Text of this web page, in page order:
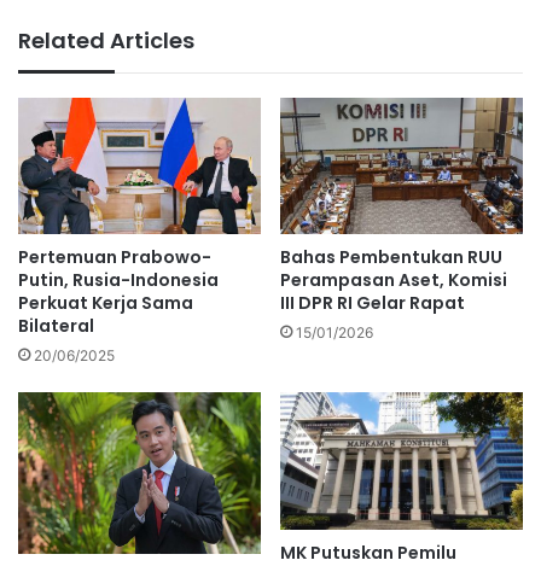
Related Articles
Pertemuan Prabowo-
Putin, Rusia-Indonesia
Perkuat Kerja Sama
Bilateral
20/06/2025
Bahas Pembentukan RUU
Perampasan Aset, Komisi
III DPR RI Gelar Rapat
15/01/2026
MK Putuskan Pemilu